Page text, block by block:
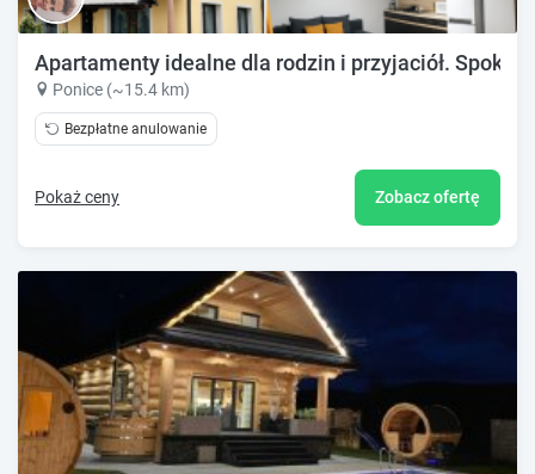
Apartamenty idealne dla rodzin i przyjaciół.
Ponice (~15.4 km)
Bezpłatne anulowanie
Pokaż ceny Zobacz ofertę